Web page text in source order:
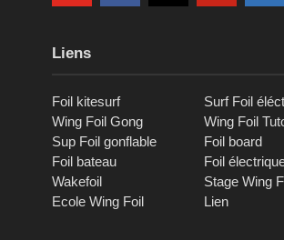
Liens
Foil kitesurf
Surf Foil
Wing Foil Gong
Wing Foil
Sup Foil gonflable
Foil board
Foil bateau
Foil
Wakefoil
Stage Wing
Ecole Wing Foil
Lien